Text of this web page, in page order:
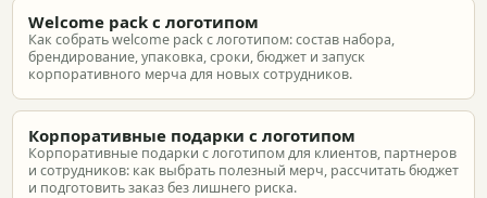
Welcome pack с логотипом
Как собрать welcome pack с логотипом: состав набора,
брендирование, упаковка, сроки, бюджет и запуск
корпоративного мерча для новых сотрудников.
Корпоративные подарки с логотипом
Корпоративные подарки с логотипом для клиентов, партнеров
и сотрудников: как выбрать полезный мерч, рассчитать бюджет
и подготовить заказ без лишнего риска.